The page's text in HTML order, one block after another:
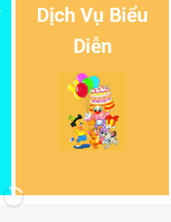
Dịch Vụ Biểu
Diễn